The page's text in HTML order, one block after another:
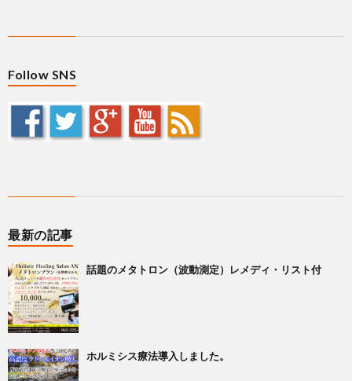
Follow SNS
最新の記事
話題のメタトロン（波動測定）レメディ・リスト付
ホルミシス療法導入しました。